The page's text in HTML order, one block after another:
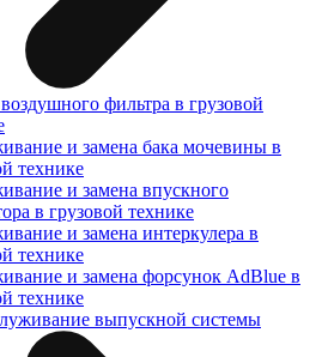
фильтра в грузовой
и замена бака мочевины в
технике
и замена впускного
в грузовой технике
и замена интеркулера в
технике
и замена форсунок AdBlue в
технике
выпускной системы